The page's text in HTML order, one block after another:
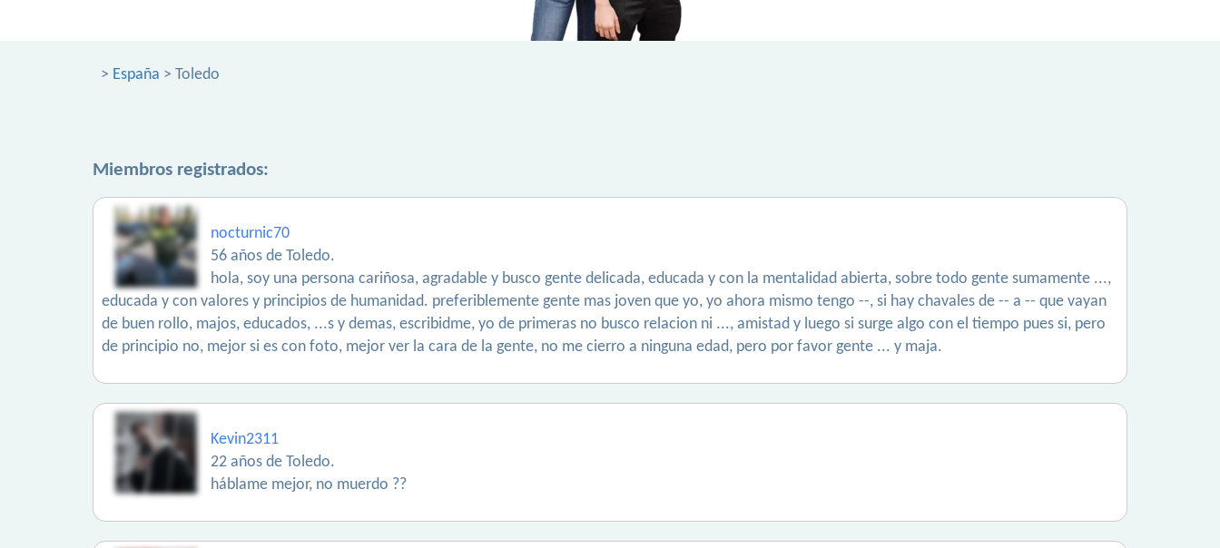
> España > Toledo
Miembros registrados:
nocturnic70
56 años de Toledo.
hola, soy una persona cariñosa, agradable y busco gente delicada, educada y con la mentalidad abierta, sobre todo gente sumamente ...,
educada y con valores y principios de humanidad. preferiblemente gente mas joven que yo, yo ahora mismo tengo --, si hay chavales de -- a -- que vayan
de buen rollo, majos, educados, ...s y demas, escribidme, yo de primeras no busco relacion ni ..., amistad y luego si surge algo con el tiempo pues si, pero
de principio no, mejor si es con foto, mejor ver la cara de la gente, no me cierro a ninguna edad, pero por favor gente ... y maja.
Kevin2311
22 años de Toledo.
háblame mejor, no muerdo ??